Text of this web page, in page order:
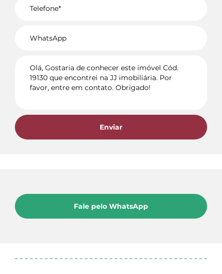
Enviar
Fale pelo WhatsApp